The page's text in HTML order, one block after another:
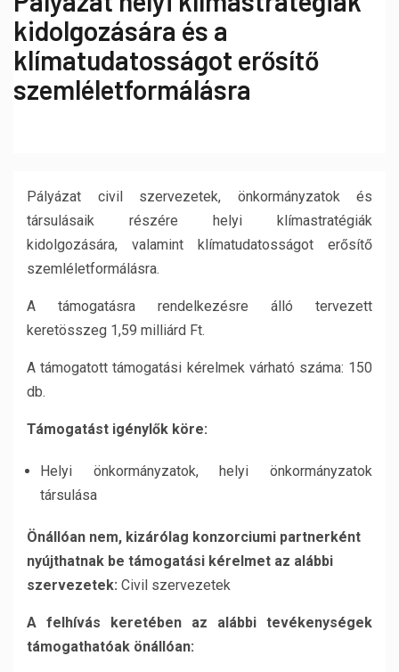
kidolgozására és a
klímatudatosságot erősítő
szemléletformálásra
Pályázat civil szervezetek, önkormányzatok és
társulásaik részére helyi klímastratégiák
kidolgozására, valamint klímatudatosságot erősítő
szemléletformálásra.
A támogatásra rendelkezésre álló tervezett
keretösszeg 1,59 milliárd Ft.
A támogatott támogatási kérelmek várható száma: 150
db.
Támogatást igénylők köre:
Helyi önkormányzatok, helyi önkormányzatok
társulása
Önállóan nem, kizárólag konzorciumi partnerként
nyújthatnak be támogatási kérelmet az alábbi
szervezetek: Civil szervezetek
A felhívás keretében az alábbi tevékenységek
támogathatóak önállóan: